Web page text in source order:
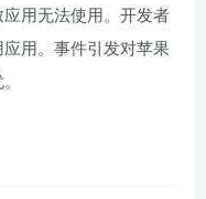
用无法使用。开发者
用。事件引发对苹果